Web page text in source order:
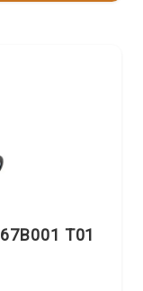
T01